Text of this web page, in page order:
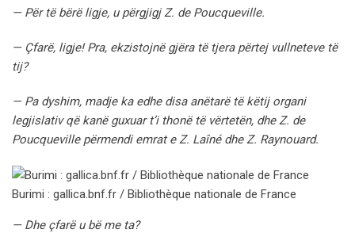
— Për të bërë ligje, u përgjigj Z. de Poucqueville.
— Çfarë, ligje! Pra, ekzistojnë gjëra të tjera përtej vullneteve të
tij?
— Pa dyshim, madje ka edhe disa anëtarë të këtij organi
legjislativ që kanë guxuar t’i thonë të vërtetën, dhe Z. de
Poucqueville përmendi emrat e Z. Laîné dhe Z. Raynouard.
Burimi : gallica.bnf.fr / Bibliothèque nationale de France
— Dhe çfarë u bë me ta?